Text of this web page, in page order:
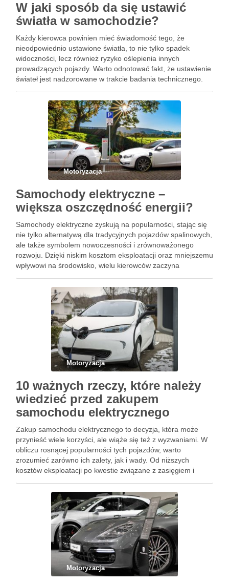
W jaki sposób da się ustawić
światła w samochodzie?
Każdy kierowca powinien mieć świadomość tego, że
nieodpowiednio ustawione światła, to nie tylko spadek
widoczności, lecz również ryzyko oślepienia innych
prowadzących pojazdy. Warto odnotować fakt, że ustawienie
świateł jest nadzorowane w trakcie badania technicznego.
zagadnieniem. Zasadnicze pytanie brzmi – Jak ustawić …
Motoryzacja
Samochody elektryczne –
większa oszczędność energii?
Samochody elektryczne zyskują na popularności, stając się
nie tylko alternatywą dla tradycyjnych pojazdów spalinowych,
ale także symbolem nowoczesności i zrównoważonego
rozwoju. Dzięki niskim kosztom eksploatacji oraz mniejszemu
wpływowi na środowisko, wielu kierowców zaczyna
elektryczne rzeczywiście są bardziej ekonomiczne i
ekologiczne? W miarę jak …
Motoryzacja
10 ważnych rzeczy, które należy
wiedzieć przed zakupem
samochodu elektrycznego
Zakup samochodu elektrycznego to decyzja, która może
przynieść wiele korzyści, ale wiąże się też z wyzwaniami. W
obliczu rosnącej popularności tych pojazdów, warto
zrozumieć zarówno ich zalety, jak i wady. Od niższych
kosztów eksploatacji po kwestie związane z zasięgiem i
dynamicznie …
Motoryzacja